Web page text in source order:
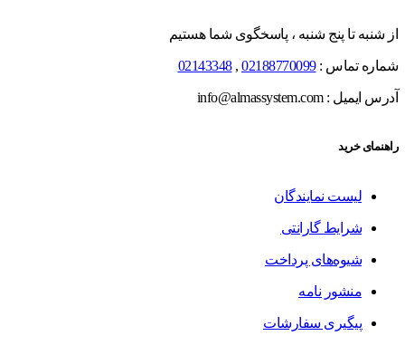
از شنبه تا پنج شنبه ، پاسخگوی شما هستیم
شماره تماس :02188770099
,
02143348
آدرس ایمیل : info@almassystem.com
راهنمای خرید
لیست نمایندگان
شرایط گارانتی
شیوه‌های پرداخت
منشور نامه
پیگیری سفارشات